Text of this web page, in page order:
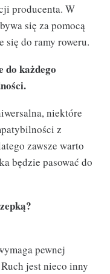
producenta. W
się za pomocą
się do ramy roweru.
do każdego
niektóre
z
zawsze warto
będzie pasować do
pewnej
jest nieco inny